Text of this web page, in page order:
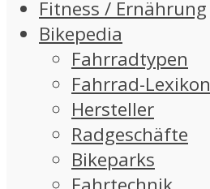
Fitness / Ernährung
Bikepedia
Fahrradtypen
Fahrrad-Lexikon
Hersteller
Radgeschäfte
Bikeparks